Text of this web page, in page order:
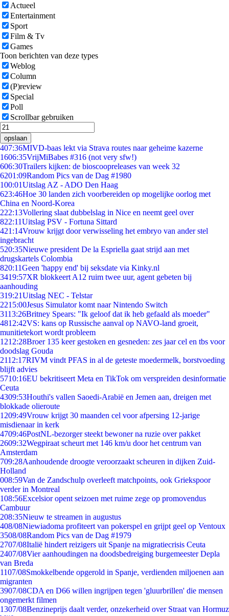
Actueel
Entertainment
Sport
Film & Tv
Games
Toon berichten van deze types
Weblog
Column
(P)review
Special
Poll
Scrollbar gebruiken
opslaan
407:36MIVD-baas lekt via Strava routes naar geheime kazerne
1606:35VrijMiBabes #316 (not very sfw!)
606:30Trailers kijken: de bioscoopreleases van week 32
6201:09Random Pics van de Dag #1980
100:01Uitslag AZ - ADO Den Haag
623:46Hoe 30 landen zich voorbereiden op mogelijke oorlog met
China en Noord-Korea
222:13Vollering slaat dubbelslag in Nice en neemt geel over
822:11Uitslag PSV - Fortuna Sittard
421:14Vrouw krijgt door verwisseling het embryo van ander stel
ingebracht
520:35Nieuwe president De la Espriella gaat strijd aan met
drugskartels Colombia
820:11Geen 'happy end' bij seksdate via Kinky.nl
3419:57XR blokkeert A12 ruim twee uur, agent gebeten bij
aanhouding
319:21Uitslag NEC - Telstar
2215:00Jesus Simulator komt naar Nintendo Switch
3113:26Britney Spears: "Ik geloof dat ik heb gefaald als moeder"
4812:42VS: kans op Russische aanval op NAVO-land groeit,
munitietekort wordt probleem
1212:28Broer 135 keer gestoken en gesneden: zes jaar cel en tbs voor
doodslag Gouda
2112:17RIVM vindt PFAS in al de geteste moedermelk, borstvoeding
blijft advies
5710:16EU bekritiseert Meta en TikTok om verspreiden desinformatie
Ceuta
4309:53Houthi's vallen Saoedi-Arabië en Jemen aan, dreigen met
blokkade olieroute
1209:49Vrouw krijgt 30 maanden cel voor afpersing 12-jarige
misdienaar in kerk
4709:46PostNL-bezorger steekt bewoner na ruzie over pakket
2609:32Wegpiraat scheurt met 146 km/u door het centrum van
Amsterdam
709:28Aanhoudende droogte veroorzaakt scheuren in dijken Zuid-
Holland
008:59Van de Zandschulp overleeft matchpoints, ook Griekspoor
verder in Montreal
108:56Excelsior opent seizoen met ruime zege op promovendus
Cambuur
208:35Nieuw te streamen in augustus
408/08Niewiadoma profiteert van pokerspel en grijpt geel op Ventoux
3508/08Random Pics van de Dag #1979
2707/08Italië hindert reizigers uit Spanje na migratiecrisis Ceuta
2407/08Vier aanhoudingen na doodsbedreiging burgemeester Depla
van Breda
1107/08Smokkelbende opgerold in Spanje, verdienden miljoenen aan
migranten
3907/08CDA en D66 willen ingrijpen tegen 'gluurbrillen' die mensen
ongemerkt filmen
1307/08Benzineprijs daalt verder, onzekerheid over Straat van Hormuz